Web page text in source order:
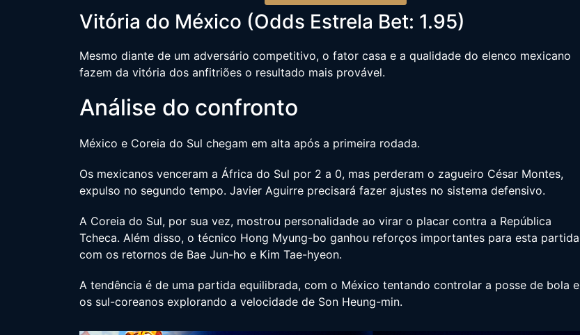
Vitória do México (Odds Estrela Bet: 1.95)
Mesmo diante de um adversário competitivo, o fator casa e a qualidade do elenco mexicano
fazem da vitória dos anfitriões o resultado mais provável.
Análise do confronto
México e Coreia do Sul chegam em alta após a primeira rodada.
Os mexicanos venceram a África do Sul por 2 a 0, mas perderam o zagueiro César Montes,
expulso no segundo tempo. Javier Aguirre precisará fazer ajustes no sistema defensivo.
A Coreia do Sul, por sua vez, mostrou personalidade ao virar o placar contra a República
Tcheca. Além disso, o técnico Hong Myung-bo ganhou reforços importantes para esta partida
com os retornos de Bae Jun-ho e Kim Tae-hyeon.
A tendência é de uma partida equilibrada, com o México tentando controlar a posse de bola e
os sul-coreanos explorando a velocidade de Son Heung-min.